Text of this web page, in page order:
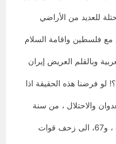
للعديد من الأراضي
مع فلسطين واقامة السلام
وبالقلم العريض إيران
فرضنا هذه الحقيقة اذا
والاحتلال ، من سنة
بيكو) المشؤوم الى حرب 48 ، و67، الى زحف قوات